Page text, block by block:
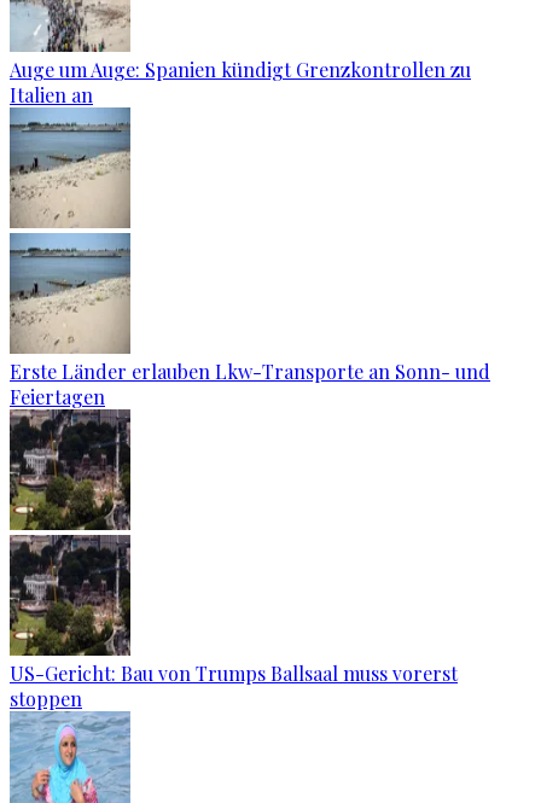
Auge um Auge: Spanien kündigt Grenzkontrollen zu
Italien an
Erste Länder erlauben Lkw-Transporte an Sonn- und
Feiertagen
US-Gericht: Bau von Trumps Ballsaal muss vorerst
stoppen